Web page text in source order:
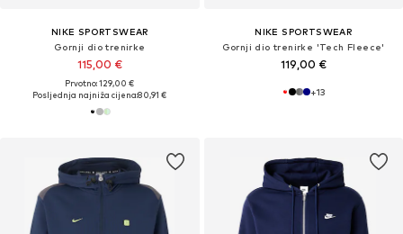
NIKE SPORTSWEAR
Gornji dio trenirke
115,00 €
Prvotno: 129,00 €
Posljednja najniža cijena:80,91 €
NIKE SPORTSWEAR
Gornji dio trenirke 'Tech Fleece'
119,00 €
+13